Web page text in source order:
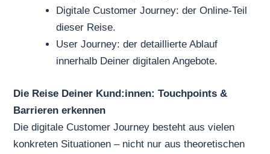
Digitale Customer Journey: der Online-Teil
dieser Reise.
User Journey: der detaillierte Ablauf
innerhalb Deiner digitalen Angebote.
Die Reise Deiner Kund:innen: Touchpoints &
Barrieren erkennen
Die digitale Customer Journey besteht aus vielen
konkreten Situationen – nicht nur aus theoretischen